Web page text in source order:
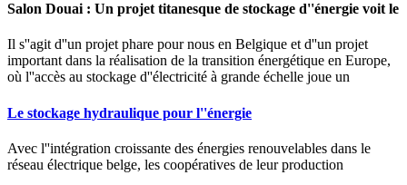
Salon Douai : Un projet titanesque de stockage d''énergie voit le
Il s''agit d''un projet phare pour nous en Belgique et d''un projet
important dans la réalisation de la transition énergétique en Europe,
où l''accès au stockage d''électricité à grande échelle joue un
Le stockage hydraulique pour l''énergie
Avec l''intégration croissante des énergies renouvelables dans le
réseau électrique belge, les coopératives de leur production